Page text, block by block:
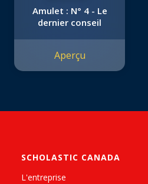
Amulet : N° 4 - Le
dernier conseil
Aperçu
SCHOLASTIC CANADA
L'entreprise